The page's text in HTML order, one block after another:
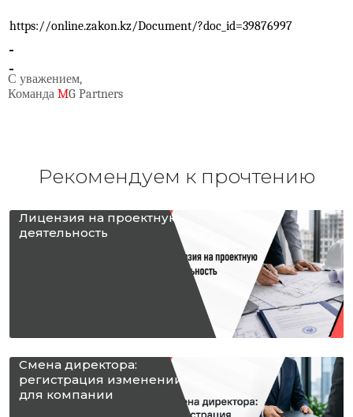
https://online.zakon.kz/Document/?doc_id=39876997
С уважением,
КомандаMG Partners
Рекомендуем к прочтению
Лицензия на проектную
деятельность
Смена директора:
регистрация изменений
для компании